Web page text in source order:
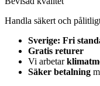
Handla säkert och
Sverige: Fri
Gratis returer
Vi arbetar
Säker betalning